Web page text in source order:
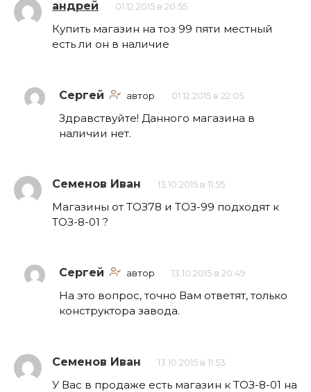
андрей 01.12.2015 в 20:55
Купить магазин на тоз 99 пяти местный
есть ли он в наличие
Сергей автор 01.12.2015 в 22:05
Здравствуйте! Данного магазина в
наличии нет.
Семенов Иван 13.10.2015 в 11:55
Магазины от ТОЗ78 и ТОЗ-99 подходят к
ТОЗ-8-01 ?
Сергей автор 13.10.2015 в 20:49
На это вопрос, точно Вам ответят, только
конструктора завода.
Семенов Иван 13.10.2015 в 11:53
У Вас в продаже есть магазин к ТОЗ-8-01 на